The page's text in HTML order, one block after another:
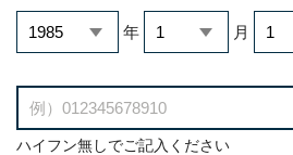
年 月
ハイフン無しでご記入ください